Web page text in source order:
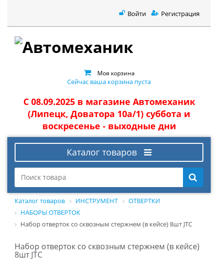
Войти Регистрация
Моя корзина
Сейчас ваша корзина пуста
С 08.09.2025 в магазине Автомеханик
(Липецк, Доватора 10а/1) суббота и
воскресенье - выходные дни
Каталог товаров
Каталог товаров ИНСТРУМЕНТ
ОТВЕРТКИ
НАБОРЫ ОТВЕРТОК
Набор отверток со сквозным стержнем (в кейсе) 8шт JTC
Набор отверток со сквозным стержнем (в кейсе)
8шт JTC